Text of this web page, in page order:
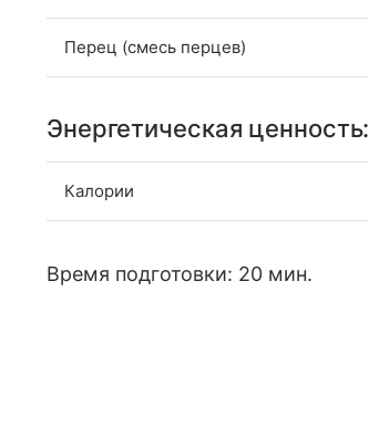
Перец (смесь перцев)
Энергетическая ценность:
Калории
Время подготовки: 20 мин.